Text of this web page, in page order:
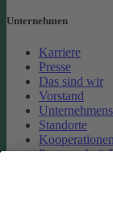
Unternehmen
Karriere
Presse
Das sind wir
Vorstand
Standorte
Kooperationen
Partnerschaft